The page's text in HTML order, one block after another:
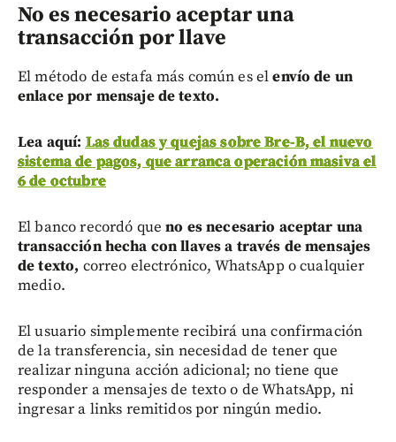
No es necesario aceptar una
transacción por llave
El método de estafa más común es elenvío de un
enlace por mensaje de texto.
Lea aquí: Las dudas y quejas sobre Bre-B, el nuevo
sistema de pagos, que arranca operación masiva el
6 de octubre
El banco recordó queno es necesario aceptar una
transacción hecha con llaves a través de mensajes
de texto, correo electrónico, WhatsApp o cualquier
medio.
El usuario simplemente recibirá una confirmación
de la transferencia, sin necesidad de tener que
realizar ninguna acción adicional; no tiene que
responder a mensajes de texto o de WhatsApp, ni
ingresar a links remitidos por ningún medio.